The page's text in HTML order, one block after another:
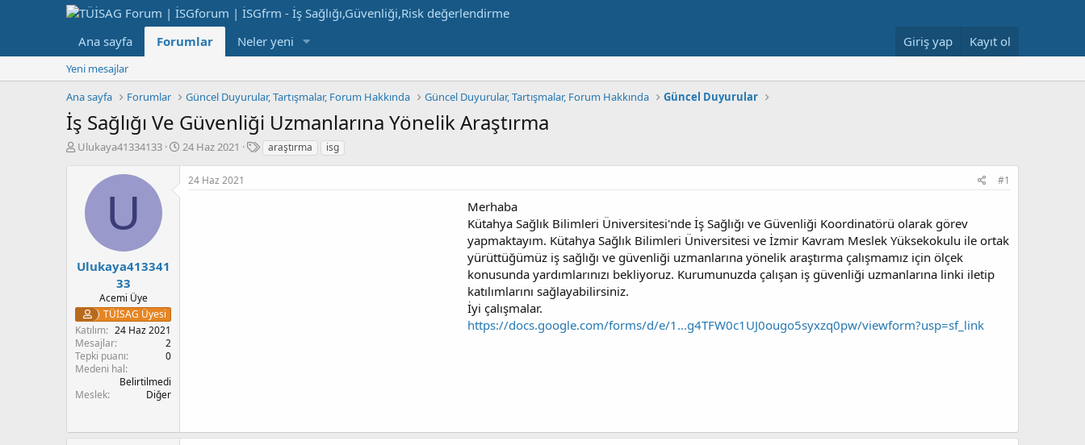
Ana sayfa Forumlar Neler yeni Giriş yap Kayıt ol
Yeni mesajlar
Ana sayfa
Forumlar Güncel Duyurular, Tartışmalar, Forum Hakkında Güncel Duyurular, Tartışmalar, Forum Hakkında Güncel Duyurular
İş Sağlığı Ve Güvenliği Uzmanlarına Yönelik Araştırma
K
a
a
t
a
n
Ulukaya41334133
B
24 Haz 2021
Earaştırma isg
U
Ulukaya413341
33
Acemi Üye
TÜİSAG Üyesi
Katılım
24 Haz 2021
Mesajlar
2
Tepki puanı
0
Medeni hal
Belirtilmedi
Meslek
Diğer
24 Haz 2021 #1
Merhaba
Kütahya Sağlık Bilimleri Üniversitesi'nde İş Sağlığı ve Güvenliği Koordinatörü olarak görev
yapmaktayım. Kütahya Sağlık Bilimleri Üniversitesi ve İzmir Kavram Meslek Yüksekokulu ile ortak
yürüttüğümüz iş sağlığı ve güvenliği uzmanlarına yönelik araştırma çalışmamız için ölçek
konusunda yardımlarınızı bekliyoruz. Kurumunuzda çalışan iş güvenliği uzmanlarına linki iletip
katılımlarını sağlayabilirsiniz.
İyi çalışmalar.
https://docs.google.com/forms/d/e/1...g4TFW0c1UJ0ougo5syxzq0pw/viewform?usp=sf_link